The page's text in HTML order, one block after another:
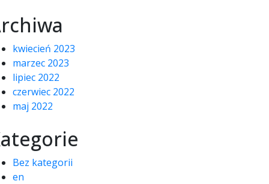
kwiecień 2023
marzec 2023
lipiec 2022
czerwiec 2022
maj 2022
Bez kategorii
en